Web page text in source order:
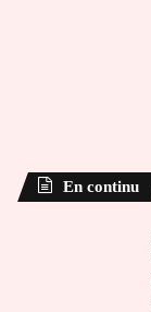
En continu